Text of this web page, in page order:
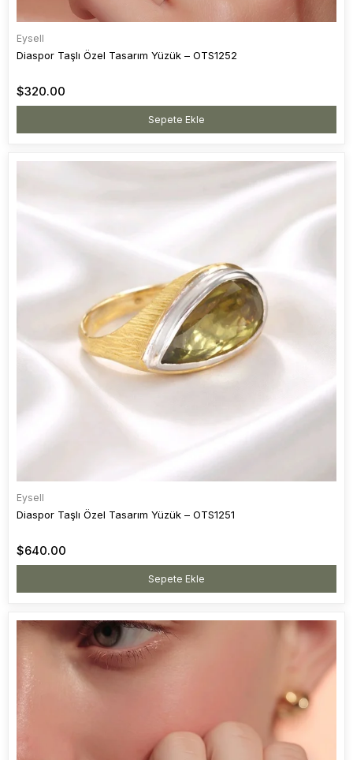
Eysell
Diaspor Taşlı Özel Tasarım Yüzük – OTS1252
$320.00
Sepete Ekle
Eysell
Diaspor Taşlı Özel Tasarım Yüzük – OTS1251
$640.00
Sepete Ekle